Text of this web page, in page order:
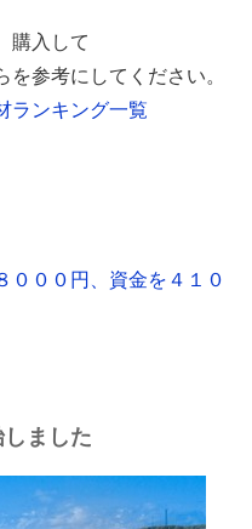
購入して
参考にしてください。
ランキング一覧
０００円、資金を４１０
ました